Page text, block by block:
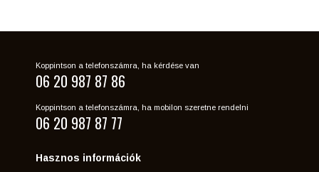
Koppintson a telefonszámra, ha kérdése van
06 20 987 87 86
Koppintson a telefonszámra, ha mobilon szeretne rendelni
06 20 987 87 77
Hasznos információk